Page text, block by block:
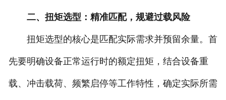
二、扭矩选型：精准匹配，规避过载风险
扭矩选型的核心是匹配实际需求并预留余量。首
先要明确设备正常运行时的额定扭矩，结合设备重
载、冲击载荷、频繁启停等工作特性，确定实际所需